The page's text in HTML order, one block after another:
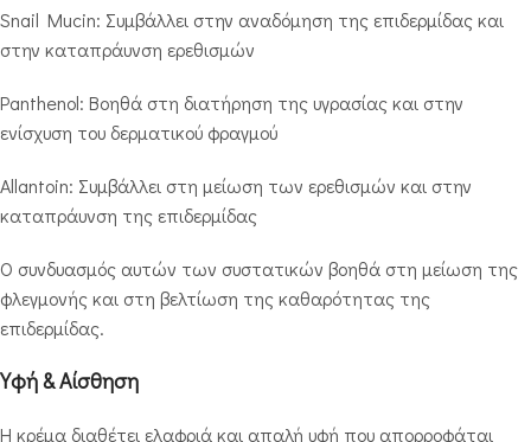
Snail Mucin: Συμβάλλει στην αναδόμηση της επιδερμίδας και
στην καταπράυνση ερεθισμών
Panthenol: Βοηθά στη διατήρηση της υγρασίας και στην
ενίσχυση του δερματικού φραγμού
Allantoin: Συμβάλλει στη μείωση των ερεθισμών και στην
καταπράυνση της επιδερμίδας
Ο συνδυασμός αυτών των συστατικών βοηθά στη μείωση της
φλεγμονής και στη βελτίωση της καθαρότητας της
επιδερμίδας.
Υφή & Αίσθηση
Η κρέμα διαθέτει ελαφριά και απαλή υφή που απορροφάται